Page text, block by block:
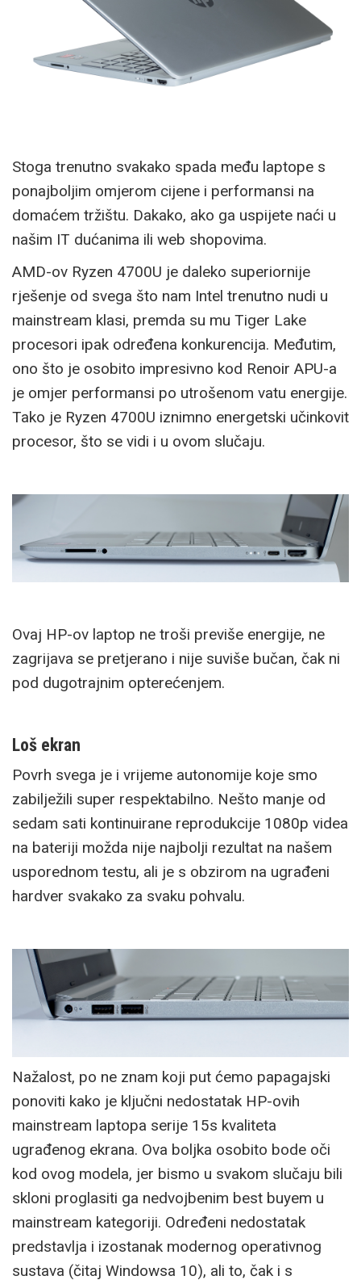
Stoga trenutno svakako spada među laptope s
ponajboljim omjerom cijene i performansi na
domaćem tržištu. Dakako, ako ga uspijete naći u
našim IT dućanima ili web shopovima.
AMD-ov Ryzen 4700U je daleko superiornije
rješenje od svega što nam Intel trenutno nudi u
mainstream klasi, premda su mu Tiger Lake
procesori ipak određena konkurencija. Međutim,
ono što je osobito impresivno kod Renoir APU-a
je omjer performansi po utrošenom vatu energije.
Tako je Ryzen 4700U iznimno energetski učinkovit
procesor, što se vidi i u ovom slučaju.
Ovaj HP-ov laptop ne troši previše energije, ne
zagrijava se pretjerano i nije suviše bučan, čak ni
pod dugotrajnim opterećenjem.
Loš ekran
Povrh svega je i vrijeme autonomije koje smo
zabilježili super respektabilno. Nešto manje od
sedam sati kontinuirane reprodukcije 1080p videa
na bateriji možda nije najbolji rezultat na našem
usporednom testu, ali je s obzirom na ugrađeni
hardver svakako za svaku pohvalu.
Nažalost, po ne znam koji put ćemo papagajski
ponoviti kako je ključni nedostatak HP-ovih
mainstream laptopa serije 15s kvaliteta
ugrađenog ekrana. Ova boljka osobito bode oči
kod ovog modela, jer bismo u svakom slučaju bili
skloni proglasiti ga nedvojbenim best buyem u
mainstream kategoriji. Određeni nedostatak
predstavlja i izostanak modernog operativnog
sustava (čitaj Windowsa 10), ali to, čak i s